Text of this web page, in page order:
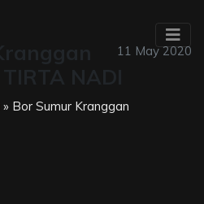
11 May 2020
» Bor Sumur Kranggan